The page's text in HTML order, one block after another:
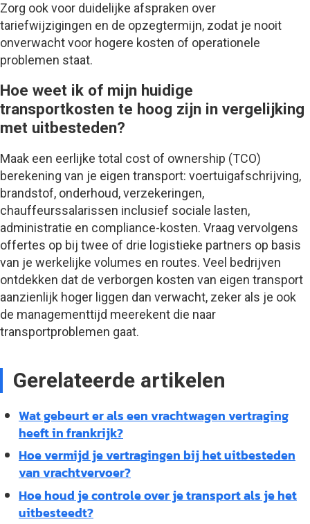
Zorg ook voor duidelijke afspraken over
tariefwijzigingen en de opzegtermijn, zodat je nooit
onverwacht voor hogere kosten of operationele
problemen staat.
Hoe weet ik of mijn huidige
transportkosten te hoog zijn in vergelijking
met uitbesteden?
Maak een eerlijke total cost of ownership (TCO)
berekening van je eigen transport: voertuigafschrijving,
brandstof, onderhoud, verzekeringen,
chauffeurssalarissen inclusief sociale lasten,
administratie en compliance-kosten. Vraag vervolgens
offertes op bij twee of drie logistieke partners op basis
van je werkelijke volumes en routes. Veel bedrijven
ontdekken dat de verborgen kosten van eigen transport
aanzienlijk hoger liggen dan verwacht, zeker als je ook
de managementtijd meerekent die naar
transportproblemen gaat.
Gerelateerde artikelen
Wat gebeurt er als een vrachtwagen vertraging
heeft in frankrijk?
Hoe vermijd je vertragingen bij het uitbesteden
van vrachtvervoer?
Hoe houd je controle over je transport als je het
uitbesteedt?